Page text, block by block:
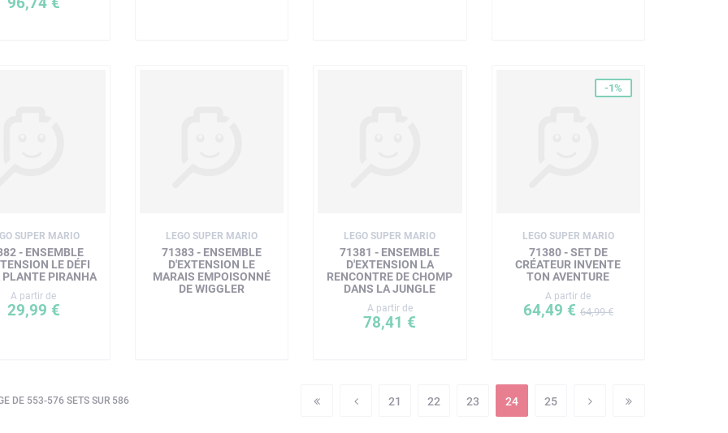
SUPER MARIO
- ENSEMBLE
LE DÉFI
PLANTE PIRANHA
A partir de
29,99 €
LEGO SUPER MARIO
71383 - ENSEMBLE
D'EXTENSION LE
MARAIS EMPOISONNÉ
DE WIGGLER
LEGO SUPER MARIO
71381 - ENSEMBLE
D'EXTENSION LA
RENCONTRE DE CHOMP
DANS LA JUNGLE
A partir de
78,41 €
-1%
LEGO SUPER MARIO
71380 - SET DE
CRÉATEUR INVENTE
TON AVENTURE
A partir de
64,49 € 64,99 €
DE 553-576 SETS SUR 586 21 22 23 24 25